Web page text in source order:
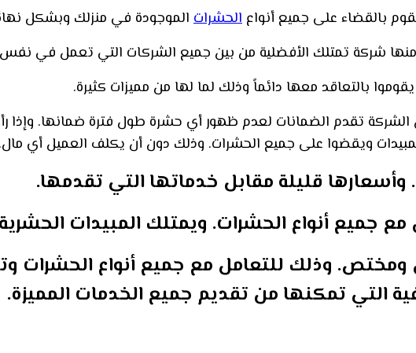
بالقضاء على جميع أنواع الحشرات الموجودة في منزلك وبشكل
شركة تمتلك الأفضلية من بين جميع الشركات التي تعمل في نفس
بالتعاقد معها دائماً وذلك لما لها من مميزات كثيرة.
الشركة تقدم الضمانات لعدم ظهور أي حشرة طول فترة ضمانها. وإذا
ويقضوا على جميع الحشرات. وذلك دون أن يكلف العميل أي مال.
قليلة مقابل خدماتها التي تقدمها.
جميع أنواع الحشرات. ويمتلك المبيدات الحشرية
وذلك للتعامل مع جميع أنواع الحشرات
التي تمكنها من تقديم جميع الخدمات المميزة.